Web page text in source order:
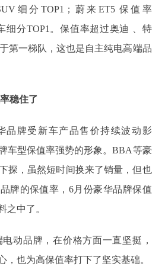
细分TOP1；蔚来ET5 保值率
细分TOP1。保值率超过奥迪 、特
第⼀梯队，这也是自主纯电高端品
稳住了
品牌受新车产品售价持续波动影
车型保值率强势的形象。BBA等豪
探，虽然短时间换来了销量，但也
牌的保值率，6月份豪华品牌保值
之中了。
动品牌，在价格方面一直坚挺，
，也为高保值率打下了坚实基础。